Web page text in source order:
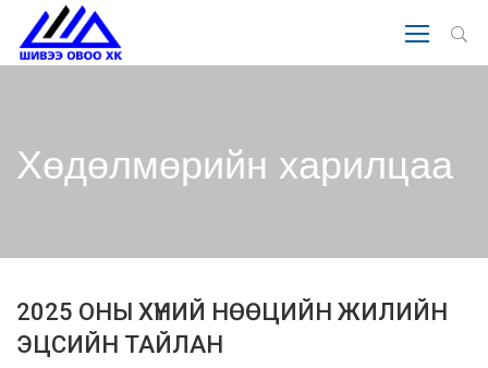
Хөдөлмөрийн харилцаа
2025 ОНЫ ХҮНИЙ НӨӨЦИЙН ЖИЛИЙН
ЭЦСИЙН ТАЙЛАН